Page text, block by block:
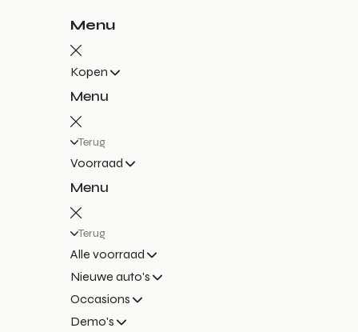
Menu
Kopen
Menu
Terug
Voorraad
Menu
Terug
Alle voorraad
Nieuwe auto's
Occasions
Demo's